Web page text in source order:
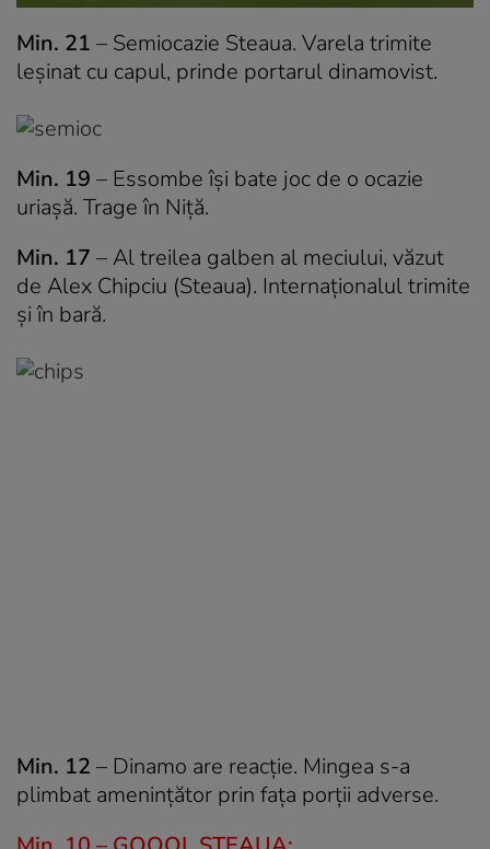
Min. 21 – Semiocazie Steaua. Varela trimite
leșinat cu capul, prinde portarul dinamovist.
Min. 19 – Essombe își bate joc de o ocazie
uriașă. Trage în Niță.
Min. 17 – Al treilea galben al meciului, văzut
de Alex Chipciu (Steaua). Internaționalul trimite
și în bară.
Min. 12 – Dinamo are reacție. Mingea s-a
plimbat amenințător prin fața porții adverse.